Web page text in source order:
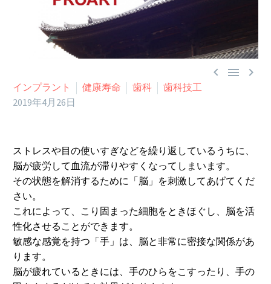
  
インプラント 健康寿命 歯科
歯科技工
2019年4月26日
ストレスや目の使いすぎなどを繰り返しているうちに、
脳が疲労して血流が滞りやすくなってしまいます。
その状態を解消するために「脳」を刺激してあげてくだ
さい。
これによって、こり固まった細胞をときほぐし、脳を活
性化させることができます。
敏感な感覚を持つ「手」は、脳と非常に密接な関係があ
ります。
脳が疲れているときには、手のひらをこすったり、手の